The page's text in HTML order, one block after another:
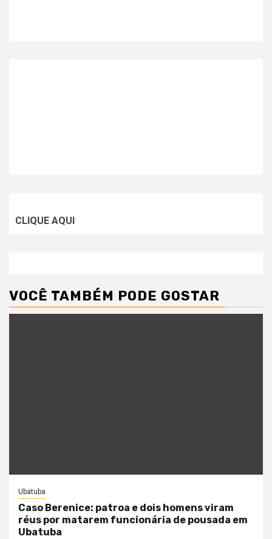
CLIQUE AQUI
VOCÊ TAMBÉM PODE GOSTAR
Ubatuba
Caso Berenice: patroa e dois homens viram
réus por matarem funcionária de pousada em
Ubatuba